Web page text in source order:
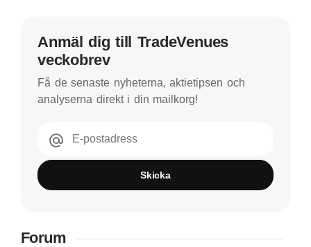
Anmäl dig till TradeVenues
veckobrev
Få de senaste nyheterna, aktietipsen och
analyserna direkt i din mailkorg!
E-postadress
Skicka
Forum